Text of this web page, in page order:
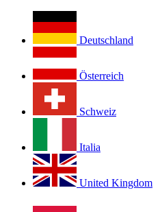
Deutschland
Österreich
Schweiz
Italia
United Kingdom